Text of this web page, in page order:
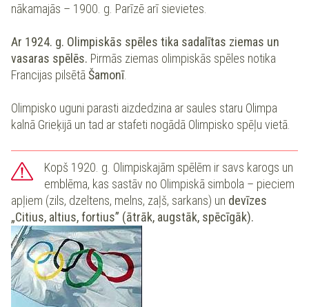
nākamajās – 1900. g. Parīzē arī sievietes.
Ar 1924. g. Olimpiskās spēles tika sadalītas ziemas un
vasaras spēlēs. Pirmās ziemas olimpiskās spēles notika
Francijas pilsētāŠamonī.
Olimpisko uguni parasti aizdedzina ar saules staru Olimpa
kalnā Grieķijā un tad ar stafeti nogādā Olimpisko spēļu vietā.
Kopš 1920. g. Olimpiskajām spēlēm ir savs karogs un
emblēma, kas sastāv no Olimpiskā simbola – pieciem
apļiem (zils, dzeltens, melns, zaļš, sarkans) un devīzes
„Citius, altius, fortius” (ātrāk, augstāk, spēcīgāk).